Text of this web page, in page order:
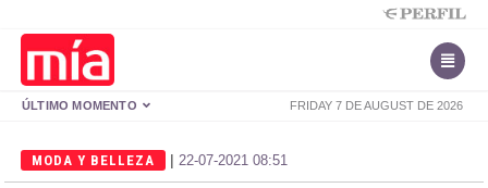
FRIDAY 7 DE AUGUST DE 2026
ÚLTIMO MOMENTO
MODA Y BELLEZA | 22-07-2021 08:51